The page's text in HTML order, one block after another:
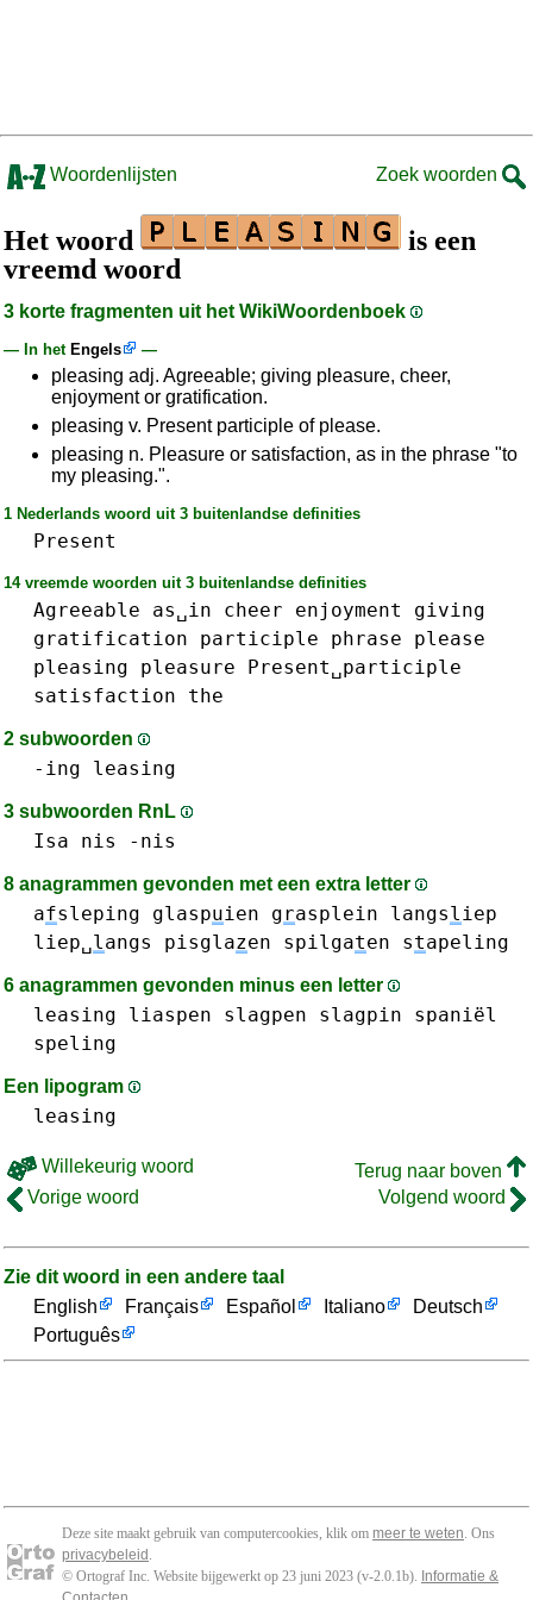
Woordenlijsten Zoek woorden
Het woord
is een
vreemd woord
3 korte fragmenten uit het WikiWoordenboek
— In het Engels —
pleasing adj. Agreeable; giving pleasure, cheer,
enjoyment or gratification.
pleasing v. Present participle of please.
pleasing n. Pleasure or satisfaction, as in the phrase "to
my pleasing.".
1 Nederlands woord uit 3 buitenlandse definities
Present
14 vreemde woorden uit 3 buitenlandse definities
Agreeable as␣in cheer enjoyment
giving
gratification
participle phrase
please
pleasing
pleasure
Present␣participle
satisfaction
the
2 subwoorden
-ing leasing
3 subwoorden RnL
Isa nis -nis
8 anagrammen gevonden met een extra letter
afsleping glaspuien grasplein langsliep
liep␣langs pisglazen spilgaten stapeling
6 anagrammen gevonden minus een letter
leasing liaspen slagpen slagpin
spaniël
speling
Een lipogram
leasing
Willekeurig woord
Terug naar boven
Vorige woord
Volgend woord
Zie dit woord in een andere taal
English
Français Español Italiano
Deutsch
Português
Deze site maakt gebruik van computercookies, klik om meer te weten. Ons
privacybeleid .
© Ortograf Inc. Website bijgewerkt op 23 juni 2023 (v-2.0.1b). Informatie &